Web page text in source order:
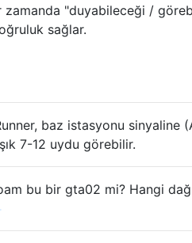
zamanda "duyabileceği /
sağlar.
baz istasyonu sinyaline
7-12 uydu görebilir.
bu bir gta02 mi? Hangi